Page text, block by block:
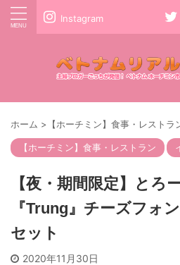
Instagram
ホーム > 【ホーチミン】食事・レストラ
【ホーチミン】食事・レストラン
【夜・期間限定】とろ
『Trung』チーズフォ
セット
2020年11月30日